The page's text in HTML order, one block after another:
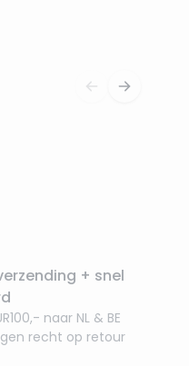
+ snel
naar NL & BE
recht op retour